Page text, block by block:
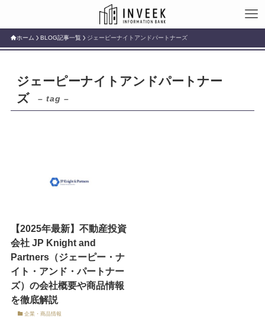
ホーム BLOG記事一覧 ジェーピーナイトアンドパートナーズ
ジェーピーナイトアンドパートナー
ズ
– tag –
【2025年最新】不動産投資
会社 JP Knight and
Partners（ジェーピー・ナ
イト・アンド・パートナー
ズ）の会社概要や商品情報
を徹底解説
企業・商品情報